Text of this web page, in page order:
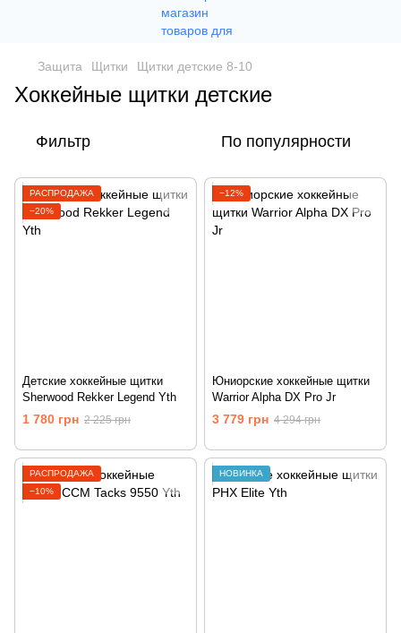
Защита Щитки Щитки детские 8-10
Хоккейные щитки детские
Фильтр По популярности
РАСПРОДАЖА
−20%
Детские хоккейные щитки
Sherwood Rekker Legend Yth
1 780 грн 2 225 грн
−12%
Юниорские хоккейные щитки
Warrior Alpha DX Pro Jr
3 779 грн 4 294 грн
РАСПРОДАЖА
−10%
НОВИНКА